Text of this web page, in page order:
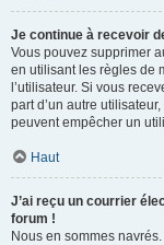
Je continue à recevoir
Vous pouvez supprimer
en utilisant les règles de
l’utilisateur. Si vous
part d’un autre
peuvent empêcher un
Haut
J’ai reçu un courrier
forum !
Nous en sommes